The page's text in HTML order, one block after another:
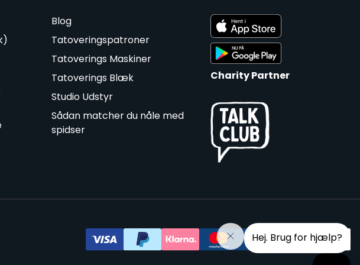
Hej. Brug for hjælp?
Blog
Tatoveringspatroner
Tatoverings Maskiner
Tatoverings Blæk
Studio Udstyr
Sådan matcher du nåle med
spidser
Charity Partner